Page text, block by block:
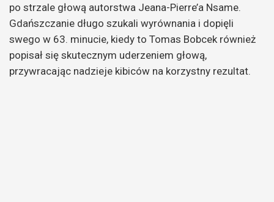
po strzale głową autorstwa Jeana-Pierre’a Nsame.
Gdańszczanie długo szukali wyrównania i dopięli
swego w 63. minucie, kiedy to Tomas Bobcek również
popisał się skutecznym uderzeniem głową,
przywracając nadzieje kibiców na korzystny rezultat.